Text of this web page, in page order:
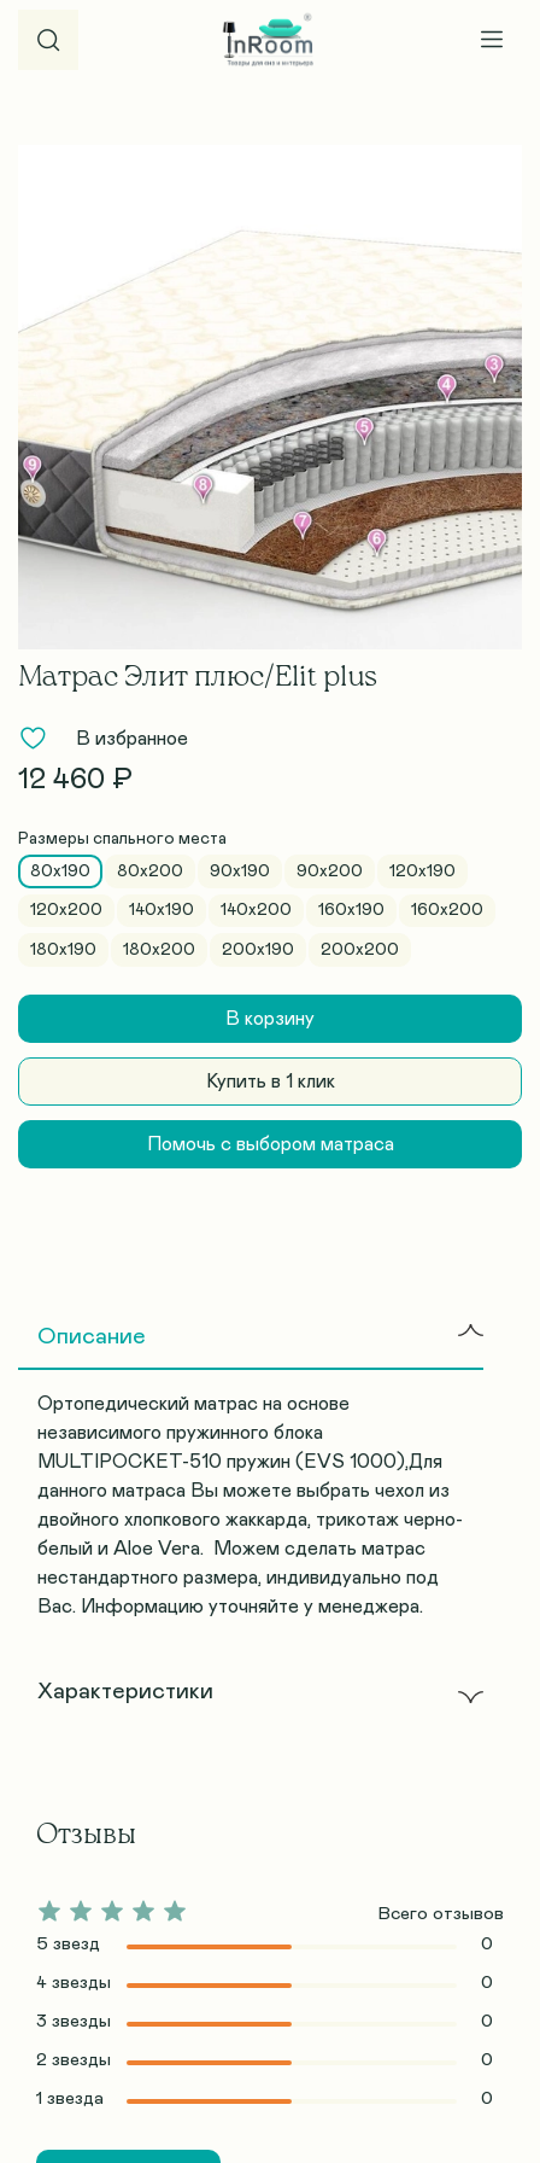
Матрас Элит плюс/Elit plus
В избранное
12 460 ₽
Размеры спального места
80x190
80х200 90x190 90х200 120x190
120х200 140x190 140х200 160x190 160х200
180x190 180х200 200x190 200х200
В корзину
Купить в 1 клик
Помочь с выбором матраса
Описание
Ортопедический матрас на основе
независимого пружинного блока
MULTIPOCKET-510 пружин (EVS 1000),Для
данного матраса Вы можете выбрать чехол из
двойного хлопкового жаккарда, трикотаж черно-
белый и Aloe Vera. Можем сделать матрас
нестандартного размера, индивидуально под
Вас. Информацию уточняйте у менеджера.
Характеристики
Отзывы
Всего отзывов
5 звезд
0
4 звезды 0
3 звезды 0
2 звезды 0
1 звезда 0